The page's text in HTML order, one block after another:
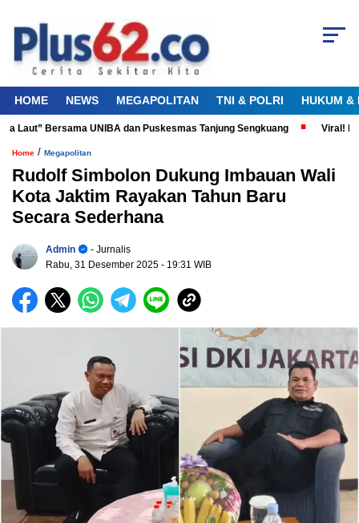
HOME NEWS MEGAPOLITAN TNI & POLRI HUKUM &
Bersama UNIBA dan Puskesmas Tanjung Sengkuang Viral!
Home / Megapolitan
Rudolf Simbolon Dukung Imbauan Wali
Kota Jaktim Rayakan Tahun Baru
Secara Sederhana
Admin
- Jurnalis
Rabu, 31 Desember 2025 - 19:31 WIB